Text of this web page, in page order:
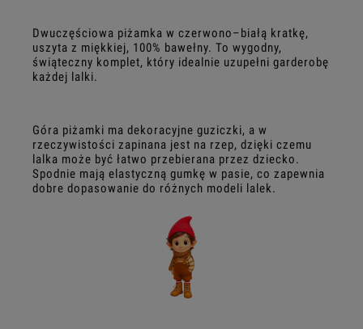
Dwuczęściowa piżamka w czerwono–białą kratkę,
uszyta z miękkiej, 100% bawełny. To wygodny,
świąteczny komplet, który idealnie uzupełni garderobę
każdej lalki.
Góra piżamki ma dekoracyjne guziczki, a w
rzeczywistości zapinana jest na rzep, dzięki czemu
lalka może być łatwo przebierana przez dziecko.
Spodnie mają elastyczną gumkę w pasie, co zapewnia
dobre dopasowanie do różnych modeli lalek.